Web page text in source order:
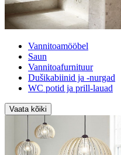
Vannitoamööbel
Saun
Vannitoafurnituur
Dušikabiinid ja -nurgad
WC potid ja prill-lauad
Vaata kõiki